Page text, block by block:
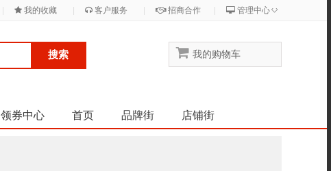
我的收藏 客户服务 招商合作 管理中心◇
搜索 我的购物车
领券中心 首页 品牌街 店铺街